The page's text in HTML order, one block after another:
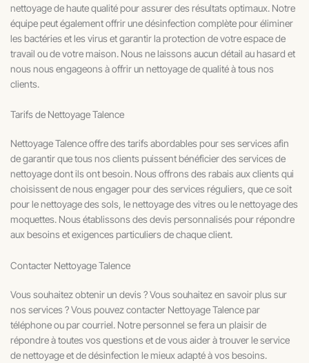
nettoyage de haute qualité pour assurer des résultats optimaux. Notre
équipe peut également offrir une désinfection complète pour éliminer
les bactéries et les virus et garantir la protection de votre espace de
travail ou de votre maison. Nous ne laissons aucun détail au hasard et
nous nous engageons à offrir un nettoyage de qualité à tous nos
clients.
Tarifs de Nettoyage Talence
Nettoyage Talence offre des tarifs abordables pour ses services afin
de garantir que tous nos clients puissent bénéficier des services de
nettoyage dont ils ont besoin. Nous offrons des rabais aux clients qui
choisissent de nous engager pour des services réguliers, que ce soit
pour le nettoyage des sols, le nettoyage des vitres ou le nettoyage des
moquettes. Nous établissons des devis personnalisés pour répondre
aux besoins et exigences particuliers de chaque client.
Contacter Nettoyage Talence
Vous souhaitez obtenir un devis ? Vous souhaitez en savoir plus sur
nos services ? Vous pouvez contacter Nettoyage Talence par
téléphone ou par courriel. Notre personnel se fera un plaisir de
répondre à toutes vos questions et de vous aider à trouver le service
de nettoyage et de désinfection le mieux adapté à vos besoins.